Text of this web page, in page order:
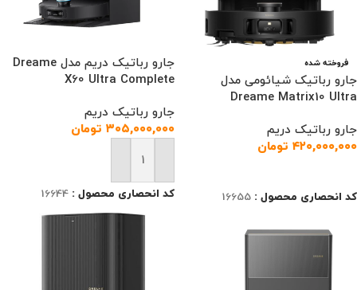
فروخته شده
جارو رباتیک شیائومی مدل
Dreame Matrix10 Ultra
جارو رباتیک دریم
۴۲۰,۰۰۰,۰۰۰ تومان
کد انحصاری محصول : 16655
جارو رباتیک دریم مدل Dreame
X60 Ultra Complete
جارو رباتیک دریم
۳۰۵,۰۰۰,۰۰۰ تومان
افزودن به سبد خرید
کد انحصاری محصول : 16644